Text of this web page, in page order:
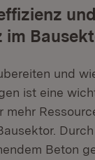
und
im
und
ist eine
mehr
Beton